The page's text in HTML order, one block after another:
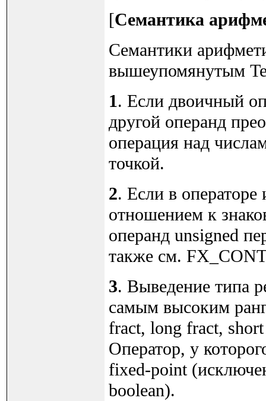
[Семантика
Семантики
вышеупомянутым
1. Если двоичный
другой операнд
операция над
точкой.
2. Если в
отношением к
операнд unsigned
также см.
3. Выведение типа
самым высоким
fract, long fract,
Оператор, у
fixed-point
boolean).